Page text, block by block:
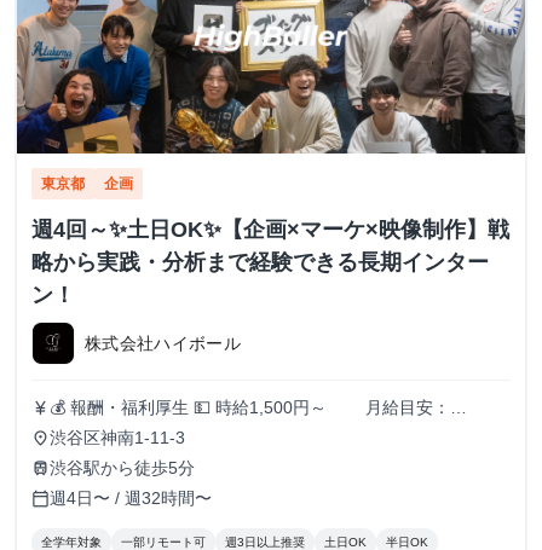
東京都 企画
週4回～✨️土日OK✨️【企画×マーケ×映像制作】戦
略から実践・分析まで経験できる長期インター
ン！
株式会社ハイボール
currency_yen 💰 報酬・福利厚生 💵 時給1,500円～ 月給目安：
200,000円〜300,000円 ✅ スキル・実績に応じて昇給あり！
（半年ごとに査定） 🏠 住まいのサポートも充実！ 🔹 家賃
補助（最大3万円/月） ┗ 渋谷周辺に住んでいる or 住む予
定のメンバーを対象に支給！ 📚️休学中の希望者には、休学
費用の全額負担あり
place渋谷区神南1-11-3
train渋谷駅から徒歩5分
calendar_today週4日〜 / 週32時間〜
全学年対象 一部リモート可 週3日以上推奨 土日OK 半日OK